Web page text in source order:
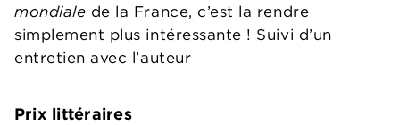
mondiale de la France, c’est la rendre
simplement plus intéressante ! Suivi d’un
entretien avec l’auteur
Prix littéraires